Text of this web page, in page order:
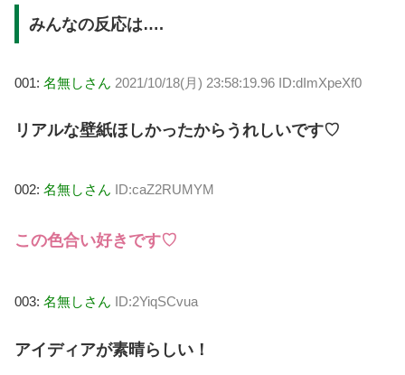
みんなの反応は….
001: 名無しさん 2021/10/18(月) 23:58:19.96 ID:dImXpeXf0
リアルな壁紙ほしかったからうれしいです♡
002: 名無しさん ID:caZ2RUMYM
この色合い好きです♡
003: 名無しさん ID:2YiqSCvua
アイディアが素晴らしい！